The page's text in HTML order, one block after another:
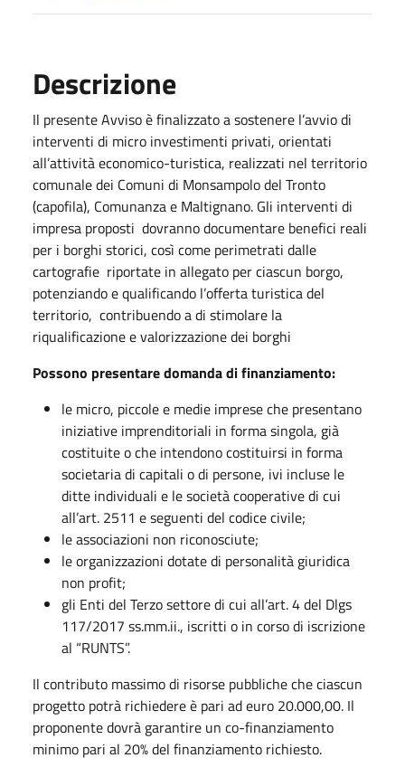
Descrizione
Il presente Avviso è finalizzato a sostenere l’avvio di
interventi di micro investimenti privati, orientati
all’attività economico-turistica, realizzati nel territorio
comunale dei Comuni di Monsampolo del Tronto
(capofila), Comunanza e Maltignano. Gli interventi di
impresa proposti dovranno documentare benefici reali
per i borghi storici, così come perimetrati dalle
cartografie riportate in allegato per ciascun borgo,
potenziando e qualificando l’offerta turistica del
territorio, contribuendo a di stimolare la
riqualificazione e valorizzazione dei borghi
Possono presentare domanda di finanziamento:
le micro, piccole e medie imprese che presentano
iniziative imprenditoriali in forma singola, già
costituite o che intendono costituirsi in forma
societaria di capitali o di persone, ivi incluse le
ditte individuali e le società cooperative di cui
all’art. 2511 e seguenti del codice civile;
le associazioni non riconosciute;
le organizzazioni dotate di personalità giuridica
non profit;
gli Enti del Terzo settore di cui all’art. 4 del Dlgs
117/2017 ss.mm.ii., iscritti o in corso di iscrizione
al “RUNTS”.
Il contributo massimo di risorse pubbliche che ciascun
progetto potrà richiedere è pari ad euro 20.000,00. Il
proponente dovrà garantire un co-finanziamento
minimo pari al 20% del finanziamento richiesto.